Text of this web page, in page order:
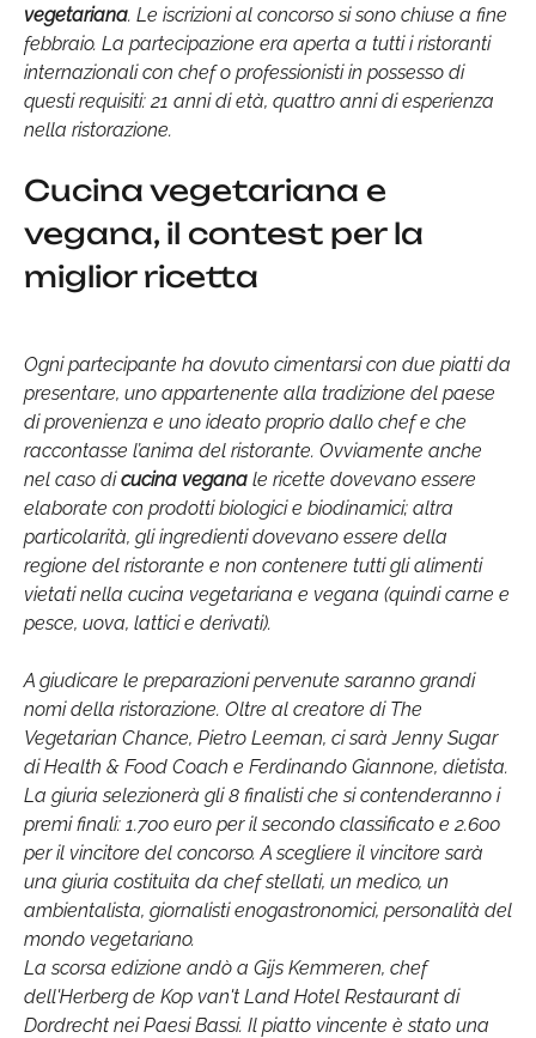
vegetariana. Le iscrizioni al concorso si sono chiuse a fine
febbraio. La partecipazione era aperta a tutti i ristoranti
internazionali con chef o professionisti in possesso di
questi requisiti: 21 anni di età, quattro anni di esperienza
nella ristorazione.
Cucina vegetariana e
vegana, il contest per la
miglior ricetta
Ogni partecipante ha dovuto cimentarsi con due piatti da
presentare, uno appartenente alla tradizione del paese
di provenienza e uno ideato proprio dallo chef e che
raccontasse l’anima del ristorante. Ovviamente anche
nel caso dicucina vegana le ricette dovevano essere
elaborate con prodotti biologici e biodinamici; altra
particolarità, gli ingredienti dovevano essere della
regione del ristorante e non contenere tutti gli alimenti
vietati nella cucina vegetariana e vegana (quindi carne e
pesce, uova, lattici e derivati).
A giudicare le preparazioni pervenute saranno grandi
nomi della ristorazione. Oltre al creatore di The
Vegetarian Chance, Pietro Leeman, ci sarà Jenny Sugar
di Health & Food Coach e Ferdinando Giannone, dietista.
La giuria selezionerà gli 8 finalisti che si contenderanno i
premi finali: 1.700 euro per il secondo classificato e 2.600
per il vincitore del concorso. A scegliere il vincitore sarà
una giuria costituita da chef stellati, un medico, un
ambientalista, giornalisti enogastronomici, personalità del
mondo vegetariano.
La scorsa edizione andò a Gijs Kemmeren, chef
dell'Herberg de Kop van't Land Hotel Restaurant di
Dordrecht nei Paesi Bassi. Il piatto vincente è stato una